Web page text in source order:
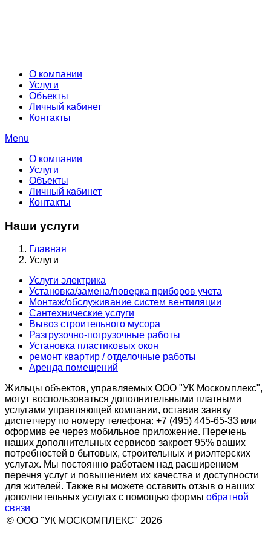
О компании
Услуги
Объекты
Личный кабинет
Контакты
Menu
О компании
Услуги
Объекты
Личный кабинет
Контакты
Наши услуги
Главная
Услуги
Услуги электрика
Установка/замена/поверка приборов учета
Монтаж/обслуживание систем вентиляции
Сантехнические услуги
Вывоз строительного мусора
Разгрузочно-погрузочные работы
Установка пластиковых окон
ремонт квартир / отделочные работы
Аренда помещений
Жильцы объектов, управляемых ООО "УК Москомплекс",
могут воспользоваться дополнительными платными
услугами управляющей компании, оставив заявку
диспетчеру по номеру телефона: +7 (495) 445-65-33 или
оформив ее через мобильное приложение. Перечень
наших дополнительных сервисов закроет 95% ваших
потребностей в бытовых, строительных и риэлтерских
услугах. Мы постоянно работаем над расширением
перечня услуг и повышением их качества и доступности
для жителей. Также вы можете оставить отзыв о наших
дополнительных услугах с помощью формы обратной
связи
© ООО "УК МОСКОМПЛЕКС" 2026